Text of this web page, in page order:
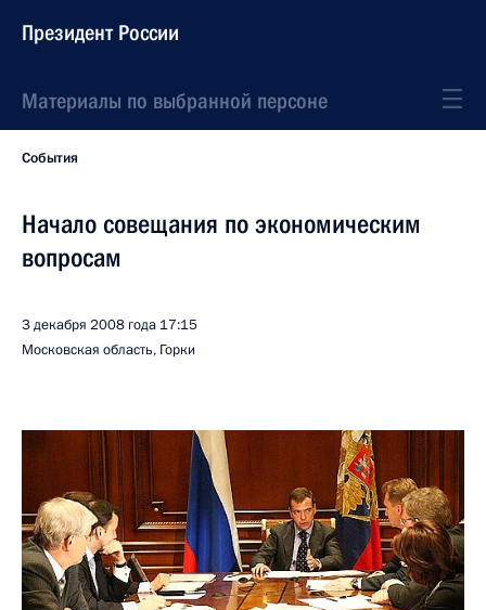
Президент России
Материалы по выбранной персоне
События
Начало совещания по экономическим
вопросам
3 декабря 2008 года 17:15
Московская область, Горки